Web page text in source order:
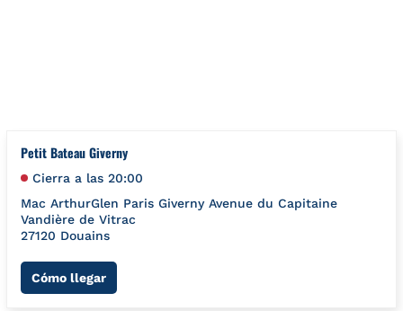
Petit Bateau Giverny
Cierra a las 20:00
Mac ArthurGlen Paris Giverny Avenue du Capitaine
Vandière de Vitrac
27120 Douains
Cómo llegarLink Opens in New Tab